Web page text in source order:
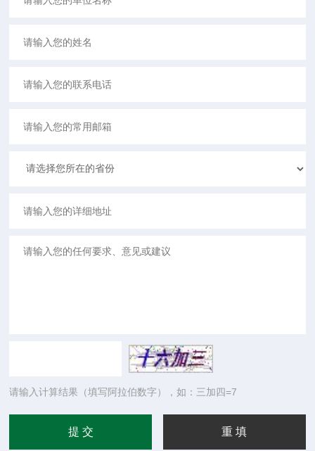
请输入计算结果（填写阿拉伯数字），如：三加四=7